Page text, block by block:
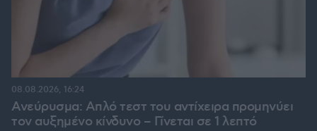
Ανεύρυσμα: Απλό τεστ του αντίχειρα προμηνύει
τον αυξημένο κίνδυνο – Γίνεται σε 1 λεπτό
08.08.2026, 16:24